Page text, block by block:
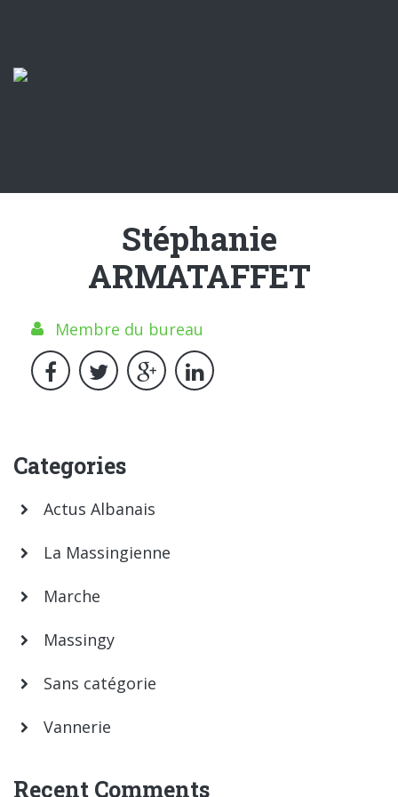
Stéphanie
ARMATAFFET
Membre du bureau
Categories
Actus Albanais
La Massingienne
Marche
Massingy
Sans catégorie
Vannerie
Recent Comments